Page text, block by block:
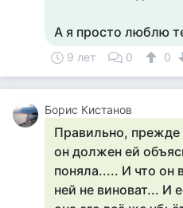
А я просто люблю
9 лет 0 0
Борис Кистанов
Правильно,
он должен ей
поняла..... И что он
ней не виноват... И